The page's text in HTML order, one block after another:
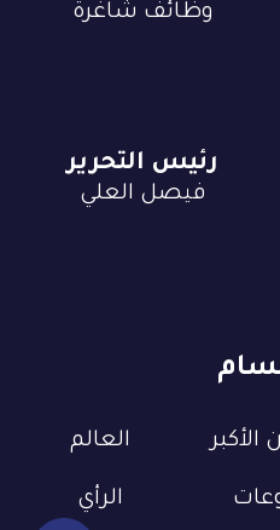
وظائف شاغرة
الأكبر العالم
الرأي
رئيس التحرير
فيصل العلي